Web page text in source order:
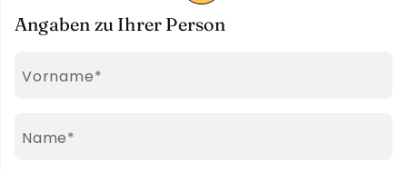
Angaben zu Ihrer Person
Pflichtfeld
Vorname*
Pflichtfeld
Name*